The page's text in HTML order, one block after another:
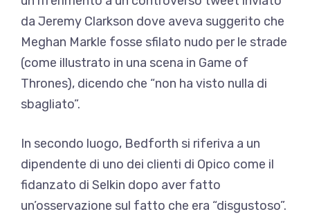
da Jeremy Clarkson dove aveva suggerito che
Meghan Markle fosse sfilato nudo per le strade
(come illustrato in una scena in Game of
Thrones), dicendo che “non ha visto nulla di
sbagliato”.
In secondo luogo, Bedforth si riferiva a un
dipendente di uno dei clienti di Opico come il
fidanzato di Selkin dopo aver fatto
un’osservazione sul fatto che era “disgustoso”.